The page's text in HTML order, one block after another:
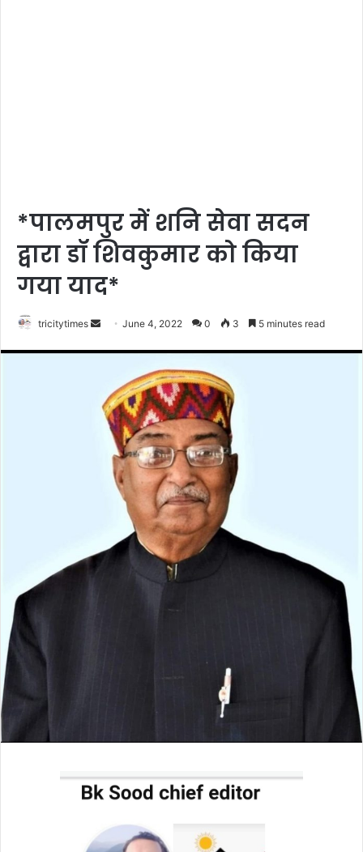
*पालमपुर में शनि सेवा सदन
द्वारा डॉ शिवकुमार को किया
गया याद*
tricitytimes
SendJune 4, 2022 0 3 5 minutes read